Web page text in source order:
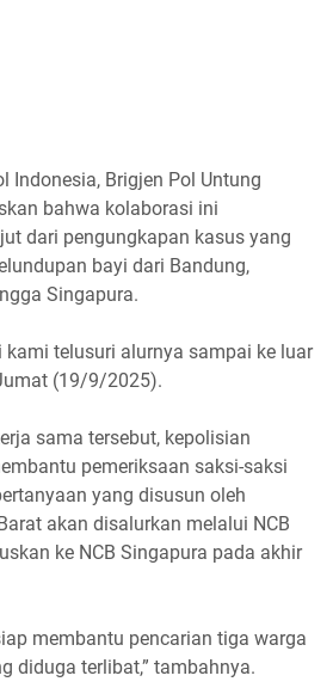
Indonesia, Brigjen Pol Untung
bahwa kolaborasi ini
dari pengungkapan kasus yang
bayi dari Bandung,
Singapura.
kami telusuri alurnya sampai ke luar
(19/9/2025).
sama tersebut, kepolisian
pemeriksaan saksi-saksi
yang disusun oleh
akan disalurkan melalui NCB
ke NCB Singapura pada akhir
membantu pencarian tiga warga
diduga terlibat,” tambahnya.